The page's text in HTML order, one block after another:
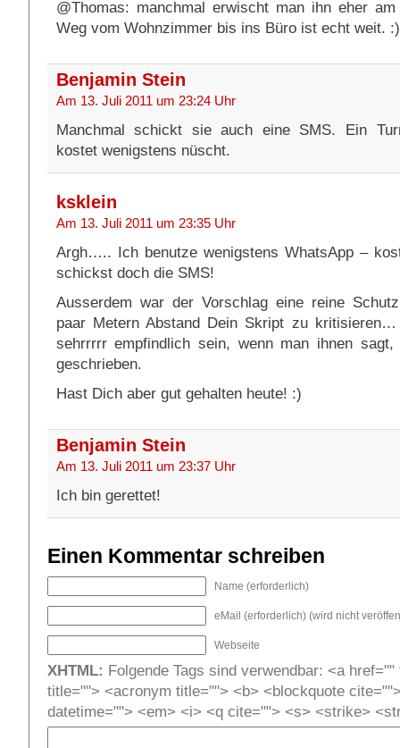
@Thomas: manchmal erwischt man ihn eher
Weg vom Wohnzimmer bis ins Büro ist echt weit. :)
Benjamin Stein
Am 13. Juli 2011 um 23:24 Uhr
Manchmal schickt sie auch eine SMS. Ein
kostet wenigstens nüscht.
ksklein
Am 13. Juli 2011 um 23:35 Uhr
Argh….. Ich benutze wenigstens WhatsApp –
schickst doch die SMS!
Ausserdem war der Vorschlag eine reine
paar Metern Abstand Dein Skript zu kritisieren…
sehrrrrr empfindlich sein, wenn man ihnen
geschrieben.
Hast Dich aber gut gehalten heute! :)
Benjamin Stein
Am 13. Juli 2011 um 23:37 Uhr
Ich bin gerettet!
Einen Kommentar schreiben
Name (erforderlich)
eMail (erforderlich) (wird nicht
Webseite
XHTML: Folgende Tags sind verwendbar: <a
title=""> <acronym title=""> <b> <blockquote
datetime=""> <em> <i> <q cite=""> <s> <strike>